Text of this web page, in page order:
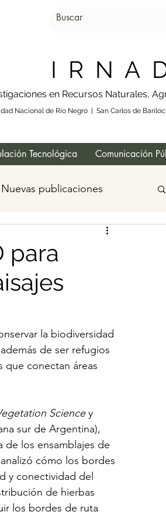
I R N A
en Recursos Naturales,
Nacional de Río Negro | San Carlos de
Tecnológica Comunicación
Nuevas publicaciones
para
la biodiversidad
de ser refugios
conectan áreas
Science y
sur de Argentina),
los ensamblajes de
cómo los bordes
y conectividad del
de hierbas
los bordes de ruta